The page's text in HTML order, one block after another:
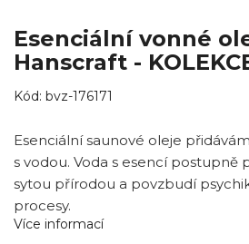
Esenciální vonné
Hanscraft -
Kód: bvz-176171
Esenciální saunové oleje
s vodou. Voda s esencí postupně
sytou přírodou a povzbudí
procesy.
Více informací